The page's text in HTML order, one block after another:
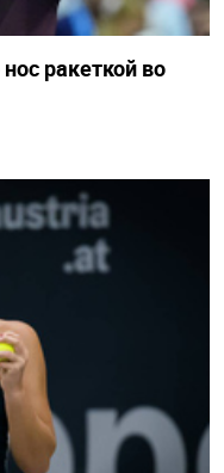
ракеткой во